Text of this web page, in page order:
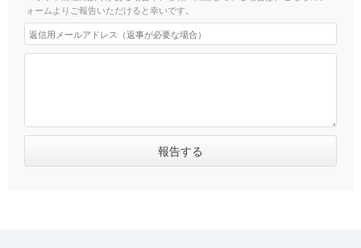
ォームよりご報告いただけると幸いです。